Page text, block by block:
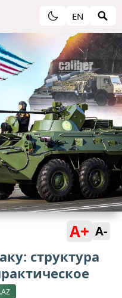
EN
A+ A-
структура